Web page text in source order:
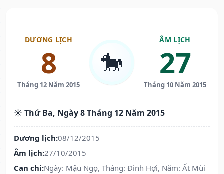
DƯƠNG LỊCH
8
Tháng 12 Năm 2015
🐎
ÂM LỊCH
27
Tháng 10 Năm 2015
☀️ Thứ Ba, Ngày 8 Tháng 12 Năm 2015
Dương lịch:08/12/2015
Âm lịch:27/10/2015
Can chi:Ngày: Mậu Ngọ, Tháng: Đinh Hợi, Năm: Ất Mùi